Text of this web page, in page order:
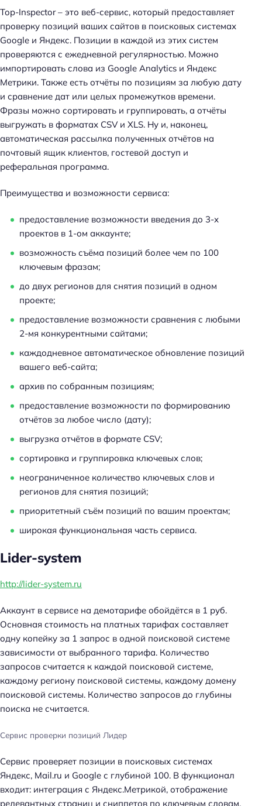
Top-Inspector – это веб-сервис, который предоставляет
проверку позиций ваших сайтов в поисковых системах
Google и Яндекс. Позиции в каждой из этих систем
проверяются с ежедневной регулярностью. Можно
импортировать слова из Google Analytics и Яндекс
Метрики. Также есть отчёты по позициям за любую дату
и сравнение дат или целых промежутков времени.
Фразы можно сортировать и группировать, а отчёты
выгружать в форматах CSV и XLS. Ну и, наконец,
автоматическая рассылка полученных отчётов на
почтовый ящик клиентов, гостевой доступ и
реферальная программа.
Преимущества и возможности сервиса:
предоставление возможности введения до 3-х
проектов в 1-ом аккаунте;
возможность съёма позиций более чем по 100
ключевым фразам;
до двух регионов для снятия позиций в одном
проекте;
предоставление возможности сравнения с любыми
2-мя конкурентными сайтами;
каждодневное автоматическое обновление позиций
вашего веб-сайта;
архив по собранным позициям;
предоставление возможности по формированию
отчётов за любое число (дату);
выгрузка отчётов в формате CSV;
сортировка и группировка ключевых слов;
неограниченное количество ключевых слов и
регионов для снятия позиций;
приоритетный съём позиций по вашим проектам;
широкая функциональная часть сервиса.
Lider-system
http://lider-system.ru
Аккаунт в сервисе на демотарифе обойдётся в 1 руб.
Основная стоимость на платных тарифах составляет
одну копейку за 1 запрос в одной поисковой системе
зависимости от выбранного тарифа. Количество
запросов считается к каждой поисковой системе,
каждому региону поисковой системы, каждому домену
поисковой системы. Количество запросов до глубины
поиска не считается.
Сервис проверки позиций Лидер
Сервис проверяет позиции в поисковых системах
Яндекс, Mail.ru и Google с глубиной 100. В функционал
входит: интеграция с Яндекс.Метрикой, отображение
релевантных страниц и сниппетов по ключевым словам,